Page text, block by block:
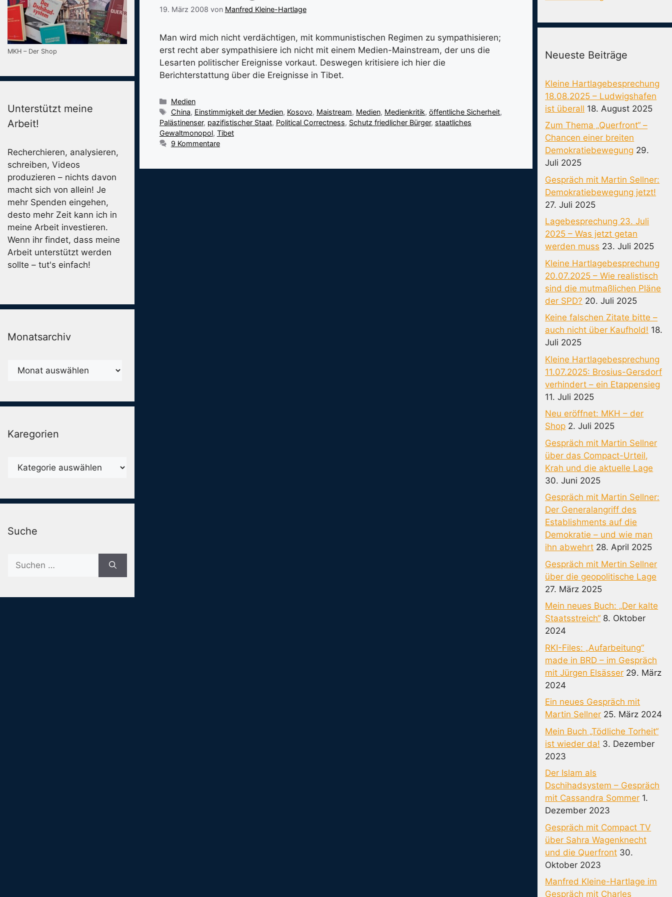
19. März 2008 von Manfred Kleine-Hartlage
Man wird mich nicht verdächtigen, mit kommunistischen Regimen zu sympathisieren;
erst recht aber sympathisiere ich nicht mit einem Medien-Mainstream, der uns die
Lesarten politischer Ereignisse vorkaut. Deswegen kritisiere ich hier die
Berichterstattung über die Ereignisse in Tibet.
Kategorien
Medien
Schlagwörter
China, Einstimmigkeit der Medien, Kosovo, Maistream, Medien, Medienkritik, öffentliche Sicherheit,
Palästinenser, pazifistischer Staat, Political Correctness, Schutz friedlicher Bürger, staatliches
Gewaltmonopol, Tibet
9 Kommentare
MKH – Der Shop
Unterstützt meine
Arbeit!
Recherchieren, analysieren,
schreiben, Videos
produzieren – nichts davon
macht sich von allein! Je
mehr Spenden eingehen,
desto mehr Zeit kann ich in
meine Arbeit investieren.
Wenn ihr findet, dass meine
Arbeit unterstützt werden
sollte – tut's einfach!
Monatsarchiv
Monatsarchiv
Karegorien
Karegorien
Suche
nach:
Neueste Beiträge
Kleine Hartlagebesprechung
18.08.2025 – Ludwigshafen
ist überall 18. August 2025
Zum Thema „Querfront“ –
Chancen einer breiten
Demokratiebewegung 29.
Juli 2025
Gespräch mit Martin Sellner:
Demokratiebewegung jetzt!
27. Juli 2025
Lagebesprechung 23. Juli
2025 – Was jetzt getan
werden muss 23. Juli 2025
Kleine Hartlagebesprechung
20.07.2025 – Wie realistisch
sind die mutmaßlichen Pläne
der SPD? 20. Juli 2025
Keine falschen Zitate bitte –
auch nicht über Kaufhold! 18.
Juli 2025
Kleine Hartlagebesprechung
11.07.2025: Brosius-Gersdorf
verhindert – ein Etappensieg
11. Juli 2025
Neu eröffnet: MKH – der
Shop 2. Juli 2025
Gespräch mit Martin Sellner
über das Compact-Urteil,
Krah und die aktuelle Lage
30. Juni 2025
Gespräch mit Martin Sellner:
Der Generalangriff des
Establishments auf die
Demokratie – und wie man
ihn abwehrt 28. April 2025
Gespräch mit Mertin Sellner
über die geopolitische Lage
27. März 2025
Mein neues Buch: „Der kalte
Staatsstreich“ 8. Oktober
2024
RKI-Files: „Aufarbeitung“
made in BRD – im Gespräch
mit Jürgen Elsässer 29. März
2024
Ein neues Gespräch mit
Martin Sellner 25. März 2024
Mein Buch „Tödliche Torheit“
ist wieder da! 3. Dezember
2023
Der Islam als
Dschihadsystem – Gespräch
mit Cassandra Sommer 1.
Dezember 2023
Gespräch mit Compact TV
über Sahra Wagenknecht
und die Querfront 30.
Oktober 2023
Manfred Kleine-Hartlage im
Gespräch mit Charles